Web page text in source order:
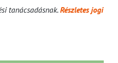
tanácsadásnak.Részletes jogi